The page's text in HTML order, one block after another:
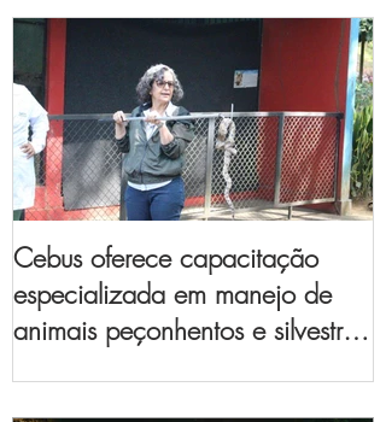
Cebus oferece capacitação
especializada em manejo de
animais peçonhentos e silvestres